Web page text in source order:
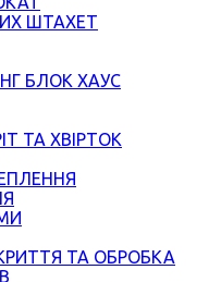
ШТАХЕТ
БЛОК ХАУС
ТА ХВІРТОК
ТА ОБРОБКА